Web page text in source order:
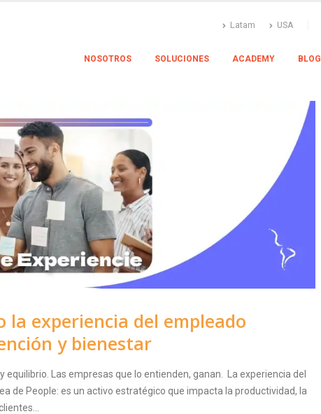
Latam USA
NOSOTROS SOLUCIONES ACADEMY BLOG
la experiencia del empleado
y bienestar
equilibrio. Las empresas que lo entienden, ganan. La experiencia del
de People: es un activo estratégico que impacta la productividad, la